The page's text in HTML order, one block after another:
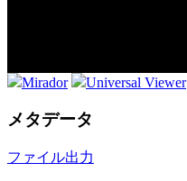
Mirador Universal Viewer
メタデータ
ファイル出力